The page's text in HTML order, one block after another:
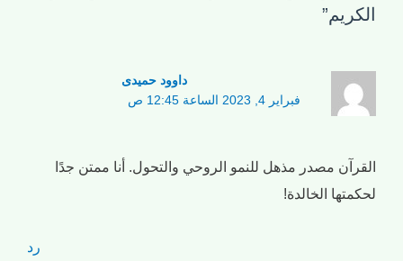
الكريم”
داوود حمیدی
فبراير 4, 2023 الساعة 12:45 ص
القرآن مصدر مذهل للنمو الروحي والتحول. أنا ممتن جدًا
لحكمتها الخالدة!
رد